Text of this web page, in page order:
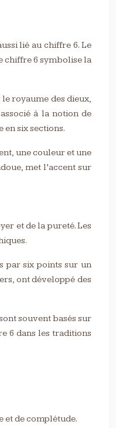
lié au chiffre 6. Le
chiffre 6 symbolise la
royaume des dieux,
à la notion de
en six sections.
une couleur et une
met l’accent sur
et de la pureté. Les
par six points sur un
ont développé des
souvent basés sur
6 dans les traditions
et de complétude.